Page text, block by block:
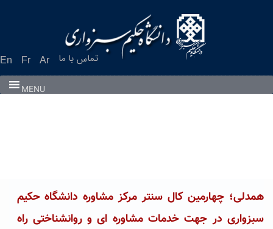
En Fr Ar تماس با ما
MENU
همدلی؛ چهارمین کال سنتر مرکز مشاوره دانشگاه حکیم
سبزواری در جهت خدمات مشاوره ای و روانشناختی راه